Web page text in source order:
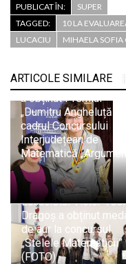
PUBLICAT ÎN:
SUPER
TAGGED:
10 LA
LUCACIU
MIHAELA SOFIA
ARTICOLE SIMILARE
Lucacistul Victor
a obținut Premiul
„Dumitru Angheluță” în
cadrul Concursului
Interjudețean de
Matematică
Lucacistul Victor
Dragoș a obținut
de aur la concursul
„Stelele Matematicii”
(FOTO)